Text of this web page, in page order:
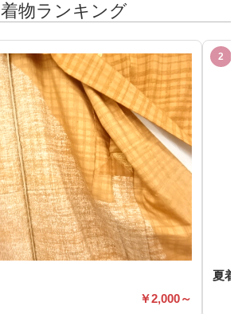
着物ランキング
2,000～
夏着